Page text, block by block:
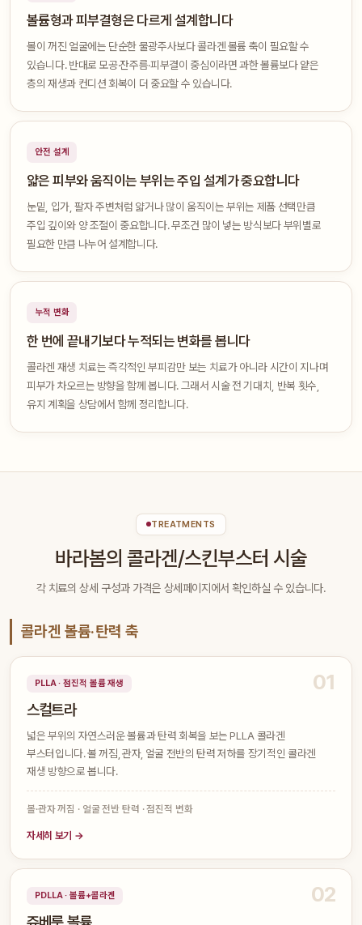
볼륨형과 피부결형은 다르게 설계합니다
볼이 꺼진 얼굴에는 단순한 물광주사보다 콜라겐 볼륨 축이 필요할 수
있습니다. 반대로 모공·잔주름·피부결이 중심이라면 과한 볼륨보다 얕은
층의 재생과 컨디션 회복이 더 중요할 수 있습니다.
안전 설계
얇은 피부와 움직이는 부위는 주입 설계가 중요합니다
눈밑, 입가, 팔자 주변처럼 얇거나 많이 움직이는 부위는 제품 선택만큼
주입 깊이와 양 조절이 중요합니다. 무조건 많이 넣는 방식보다 부위별로
필요한 만큼 나누어 설계합니다.
누적 변화
한 번에 끝내기보다 누적되는 변화를 봅니다
콜라겐 재생 치료는 즉각적인 부피감만 보는 치료가 아니라 시간이 지나며
피부가 차오르는 방향을 함께 봅니다. 그래서 시술 전 기대치, 반복 횟수,
유지 계획을 상담에서 함께 정리합니다.
TREATMENTS
바라봄의 콜라겐/스킨부스터 시술
각 치료의 상세 구성과 가격은 상세페이지에서 확인하실 수 있습니다.
콜라겐 볼륨·탄력 축
01
PLLA · 점진적 볼륨 재생
스컬트라
넓은 부위의 자연스러운 볼륨과 탄력 회복을 보는 PLLA 콜라겐
부스터입니다. 볼 꺼짐, 관자, 얼굴 전반의 탄력 저하를 장기적인 콜라겐
재생 방향으로 봅니다.
볼·관자 꺼짐 · 얼굴 전반 탄력 · 점진적 변화
자세히 보기 →
02
PDLLA · 볼륨+콜라겐